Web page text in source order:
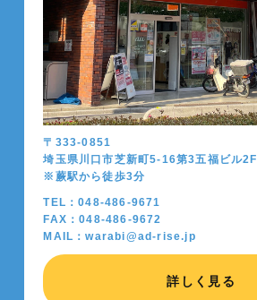
〒333-0851
埼玉県川口市芝新町5-16第3五福ビル2F
※蕨駅から徒歩3分
TEL：048-486-9671
FAX：048-486-9672
MAIL：warabi@ad-rise.jp
詳しく見る